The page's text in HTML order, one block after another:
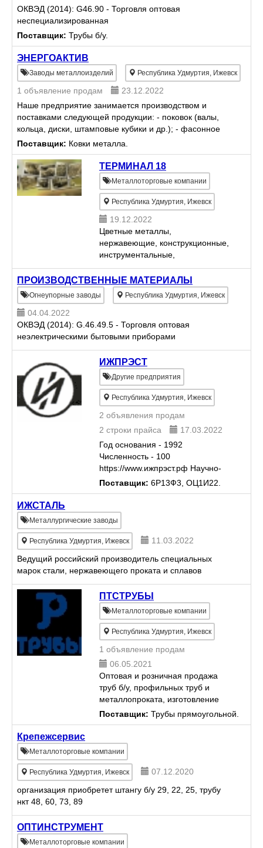
ОКВЭД (2014): G46.90 - Торговля оптовая
неспециализированная
Поставщик: Трубы б/у.
ЭНЕРГОАКТИВ
Заводы металлоизделий Республика Удмуртия, Ижевск
1 объявление продам
23.12.2022
Наше предприятие занимается производством и
поставками следующей продукции: - поковок (валы,
кольца, диски, штамповые кубики и др.); - фасонное
и центробежное литье из чугуна, бронзы,
жаропрочных, н...
Поставщик: Ковки металла.
ТЕРМИНАЛ 18
Металлоторговые компании
Республика Удмуртия, Ижевск
19.12.2022
Цветные металлы,
нержавеющие, конструкционные,
инструментальные,
легированные и качественные
стали, прокат из марок:
конструкционная углеродистая:
Ст. 45, 35, 20, 10, А12, 3СП и др.
ПРОИЗВОДСТВЕННЫЕ МАТЕРИАЛЫ
Огнеупорные заводы Республика Удмуртия, Ижевск
04.04.2022
ОКВЭД (2014): G.46.49.5 - Торговля оптовая
неэлектрическими бытовыми приборами
ИЖПРЭСТ
Другие предприятия
Республика Удмуртия, Ижевск
2 объявления продам
2 строки прайса
17.03.2022
Год основания - 1992
Численность - 100
https://www.ижпрэст.рф Научно-
производственное предприятие
ООО "Ижпрэст" основано в 1992
деятельности предприятия
являются...
Поставщик: 6Р13Ф3, ОЦ1И22.
ИЖСТАЛЬ
Металлургические заводы
Республика Удмуртия, Ижевск
11.03.2022
Ведущий российский производитель специальных
марок стали, нержавеющего проката и сплавов
ПТСТРУБЫ
Металлоторговые компании
Республика Удмуртия, Ижевск
1 объявление продам
06.05.2021
Оптовая и розничная продажа
труб б/у, профильных труб и
металлопроката, изготовление
металлоконструкций любой
сложности, как из собственного
заказчика. Широкий ассортиме...
Поставщик: Трубы прямоугольной.
Крепежсервис
Металлоторговые компании
Республика Удмуртия, Ижевск
07.12.2020
организация приобретет штангу б/у 29, 22, 25, трубу
нкт 48, 60, 73, 89
ОПТИНСТРУМЕНТ
Металлоторговые компании